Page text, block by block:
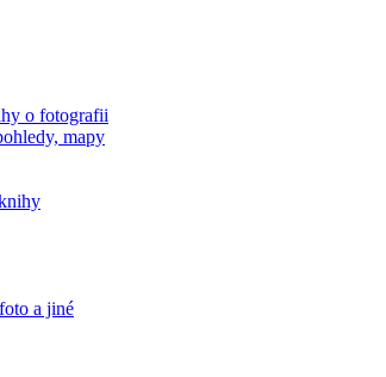
o fotografii
mapy
a jiné